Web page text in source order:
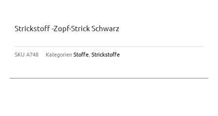
Strickstoff -Zopf-Strick Schwarz
SKU A748 KategorienStoffe Strickstoffe